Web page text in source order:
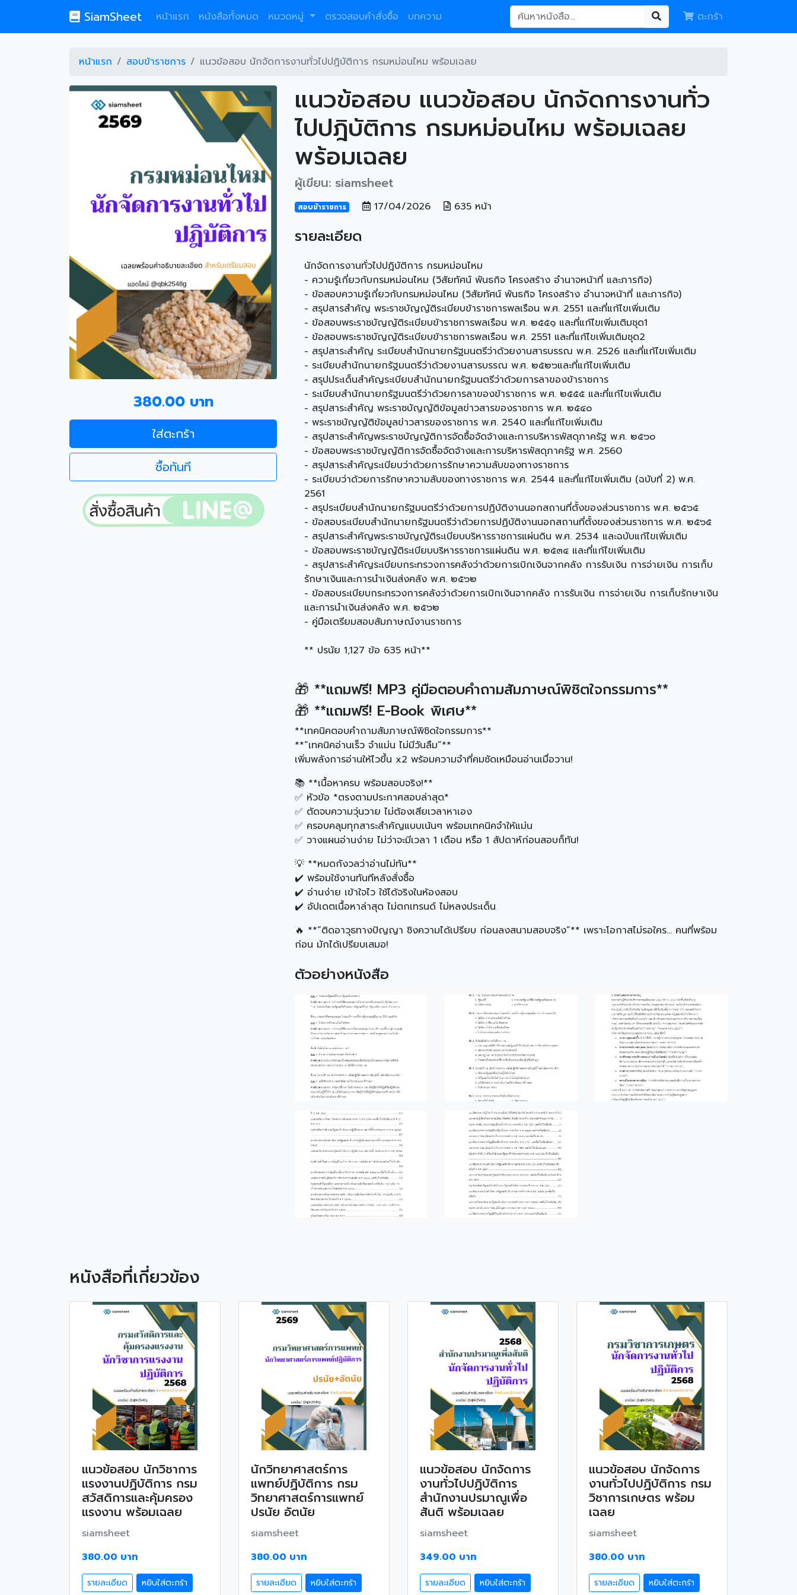
SiamSheet หน้าแรก หนังสือทั้งหมด หมวดหมู่ ตรวจสอบคำสั่งซื้อ บทความ ตะกร้า
หน้าแรก สอบข้าราชการ แนวข้อสอบ นักจัดการงานทั่วไปปฎิบัติการ กรมหม่อนไหม พร้อมเฉลย
380.00 บาท
ใส่ตะกร้า
ซื้อทันที
แนวข้อสอบ แนวข้อสอบ นักจัดการงานทั่ว
ไปปฎิบัติการ กรมหม่อนไหม พร้อมเฉลย
พร้อมเฉลย
ผู้เขียน: siamsheet
สอบข้าราชการ 17/04/2026 635 หน้า
รายละเอียด
นักจัดการงานทั่วไปปฎิบัติการ กรมหม่อนไหม
- ความรู้เกี่ยวกับกรมหม่อนไหม (วิสัยทัศน์ พันธกิจ โครงสร้าง อำนาจหน้าที่ และภารกิจ)
- ข้อสอบความรู้เกี่ยวกับกรมหม่อนไหม (วิสัยทัศน์ พันธกิจ โครงสร้าง อำนาจหน้าที่ และภารกิจ)
- สรุปสารสำคัญ พระราชบัญญัติระเบียบข้าราชการพลเรือน พ.ศ. 2551 และที่แก้ไขเพิ่มเติม
- ข้อสอบพระราชบัญญัติระเบียบข้าราชการพลเรือน พ.ศ. ๒๕๕๑ และที่แก้ไขเพิ่มเติมชุด1
- ข้อสอบพระราชบัญญัติระเบียบข้าราชการพลเรือน พ.ศ. 2551 และที่แก้ไขเพิ่มเติมชุด2
- สรุปสาระสำคัญ ระเบียบสำนักนายกรัฐมนตรีว่าด้วยงานสารบรรณ พ.ศ. 2526 และที่แก้ไขเพิ่มเติม
- ระเบียบสำนักนายกรัฐมนตรีว่าด้วยงานสารบรรณ พ.ศ. ๒๕๒๖และที่แก้ไขเพิ่มเติม
- สรุปประเด็นสำคัญระเบียบสำนักนายกรัฐมนตรีว่าด้วยการลาของข้าราชการ
- ระเบียบสำนักนายกรัฐมนตรีว่าด้วยการลาของข้าราชการ พ.ศ. ๒๕๕๕ และที่แก้ไขเพิ่มเติม
- สรุปสาระสำคัญ พระราชบัญญัติข้อมูลข่าวสารของราชการ พ.ศ. ๒๕๔๐
- พระราชบัญญัติข้อมูลข่าวสารของราชการ พ.ศ. 2540 และที่แก้ไขเพิ่มเติม
- สรุปสาระสำคัญพระราชบัญญัติการจัดซื้อจัดจ้างและการบริหารพัสดุภาครัฐ พ.ศ. ๒๕๖๐
- ข้อสอบพระราชบัญญัติการจัดซื้อจัดจ้างและการบริหารพัสดุภาครัฐ พ.ศ. 2560
- สรุปสาระสำคัญระเบียบว่าด้วยการรักษาความลับของทางราชการ
- ระเบียบว่าด้วยการรักษาความลับของทางราชการ พ.ศ. 2544 และที่แก้ไขเพิ่มเติม (ฉบับที่ 2) พ.ศ.
2561
- สรุประเบียบสำนักนายกรัฐมนตรีว่าด้วยการปฏิบัติงานนอกสถานที่ตั้งของส่วนราชการ พ.ศ. ๒๕๖๕
- ข้อสอบระเบียบสำนักนายกรัฐมนตรีว่าด้วยการปฏิบัติงานนอกสถานที่ตั้งของส่วนราชการ พ.ศ. ๒๕๖๕
- สรุปสาระสำคัญพระราชบัญญัติระเบียบบริหารราชการแผ่นดิน พ.ศ. 2534 และฉบับแก้ไขเพิ่มเติม
- ข้อสอบพระราชบัญญัติระเบียบบริหารราชการแผ่นดิน พ.ศ. ๒๕๓๔ และที่แก้ไขเพิ่มเติม
- สรุปสาระสำคัญระเบียบกระทรวงการคลังว่าด้วยการเบิกเงินจากคลัง การรับเงิน การจ่ายเงิน การเก็บ
รักษาเงินและการนำเงินส่งคลัง พ.ศ. ๒๕๖๒
- ข้อสอบระเบียบกระทรวงการคลังว่าด้วยการเบิกเงินจากคลัง การรับเงิน การจ่ายเงิน การเก็บรักษาเงิน
และการนำเงินส่งคลัง พ.ศ. ๒๕๖๒
- คู่มือเตรียมสอบสัมภาษณ์งานราชการ
** ปรนัย 1,127 ข้อ 635 หน้า**
🎁 **แถมฟรี! MP3 คู่มือตอบคำถามสัมภาษณ์พิชิตใจกรรมการ**
🎁 **แถมฟรี! E-Book พิเศษ**
**เทคนิคตอบคำถามสัมภาษณ์พิชิดใจกรรมการ**
**“เทคนิคอ่านเร็ว จำแม่น ไม่มีวันลืม”**
เพิ่มพลังการอ่านให้ไวขึ้น x2 พร้อมความจำที่คมชัดเหมือนอ่านเมื่อวาน!
📚 **เนื้อหาครบ พร้อมสอบจริง!**
✅ หัวข้อ *ตรงตามประกาศสอบล่าสุด*
✅ ตัดจบความวุ่นวาย ไม่ต้องเสียเวลาหาเอง
✅ ครอบคลุมทุกสาระสำคัญแบบเน้นๆ พร้อมเทคนิคจำให้แม่น
✅ วางแผนอ่านง่าย ไม่ว่าจะมีเวลา 1 เดือน หรือ 1 สัปดาห์ก่อนสอบก็ทัน!
💡 **หมดกังวลว่าอ่านไม่ทัน**
✔️ พร้อมใช้งานทันทีหลังสั่งซื้อ
✔️ อ่านง่าย เข้าใจไว ใช้ได้จริงในห้องสอบ
✔️ อัปเดตเนื้อหาล่าสุด ไม่ตกเทรนด์ ไม่หลงประเด็น
🔥 **“ติดอาวุธทางปัญญา ชิงความได้เปรียบ ก่อนลงสนามสอบจริง”** เพราะโอกาสไม่รอใคร… คนที่พร้อม
ก่อน มักได้เปรียบเสมอ!
ตัวอย่างหนังสือ
หนังสือที่เกี่ยวข้อง
แนวข้อสอบ นักวิชาการ
แรงงานปฏิบัติการ กรม
สวัสดิการและคุ้มครอง
แรงงาน พร้อมเฉลย
siamsheet
380.00 บาท
รายละเอียด หยิบใส่ตะกร้า
นักวิทยาศาสตร์การ
แพทย์ปฏิบัติการ กรม
วิทยาศาสตร์การแพทย์
ปรนัย อัตนัย
siamsheet
380.00 บาท
รายละเอียด หยิบใส่ตะกร้า
แนวข้อสอบ นักจัดการ
งานทั่วไปปฏิบัติการ
สำนักงานปรมาณูเพื่อ
สันติ พร้อมเฉลย
siamsheet
349.00 บาท
รายละเอียด หยิบใส่ตะกร้า
แนวข้อสอบ นักจัดการ
งานทั่วไปปฏิบัติการ กรม
วิชาการเกษตร พร้อม
เฉลย
siamsheet
380.00 บาท
รายละเอียด หยิบใส่ตะกร้า